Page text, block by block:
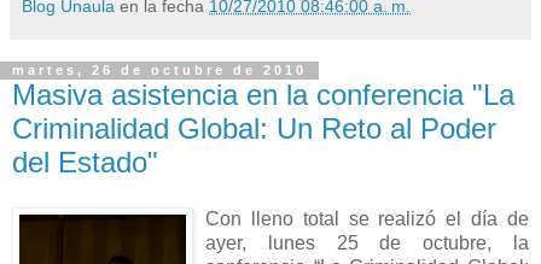
Blog Unaula en la fecha 10/27/2010 08:46:00 a. m.
martes, 26 de octubre de 2010
Masiva asistencia en la conferencia "La
Criminalidad Global: Un Reto al Poder
del Estado"
Con lleno total se realizó el día de
ayer, lunes 25 de octubre, la